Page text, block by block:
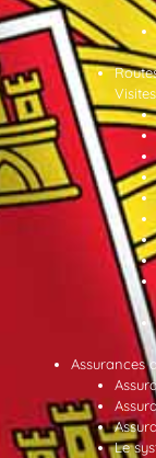
Assurances
Le